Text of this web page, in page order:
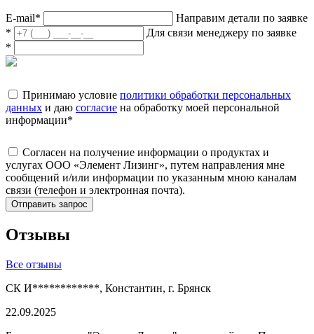
E-mail*
Направим детали по заявке
*
Для связи менеджеру по заявке
*
Принимаю условие политики обработки персональных
данных и даю согласие на обработку моей персональной
информации*
Согласен на получение информации о продуктах и
услугах ООО «Элемент Лизинг», путем направления мне
сообщений и/или информации по указанным мною каналам
связи (телефон и электронная почта).
Отправить запрос
Отзывы
Все отзывы
СК И************, Константин, г. Брянск
22.09.2025